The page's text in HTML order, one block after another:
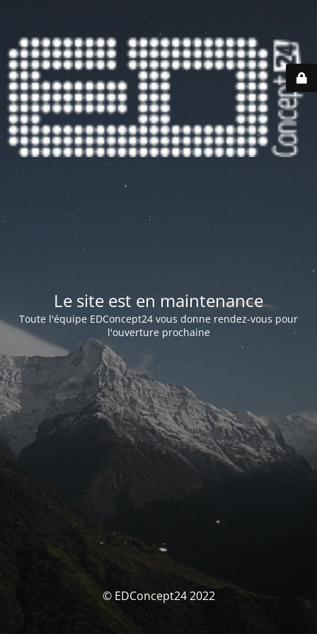
Le site est en maintenance
Toute l'équipe EDConcept24 vous donne rendez-vous pour
l'ouverture prochaine
© EDConcept24 2022